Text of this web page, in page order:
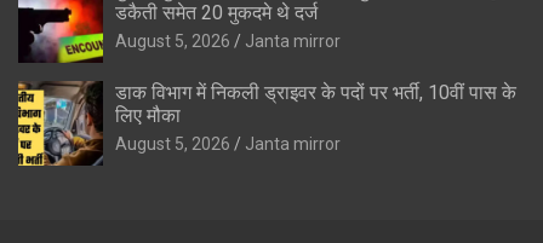
डकैती समेत 20 मुकदमे थे दर्ज
August 5, 2026 Janta mirror
डाक विभाग में निकली ड्राइवर के पदों पर भर्ती, 10वीं पास के
लिए मौका
August 5, 2026 Janta mirror